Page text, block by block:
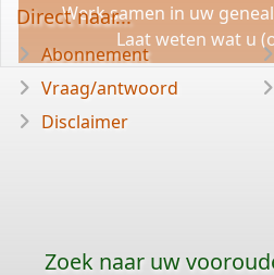
Werk samen in uw
Laat weten wat u
Direct naar...
Abonnement
Vraag/antwoord
Disclaimer
Zoek naar uw